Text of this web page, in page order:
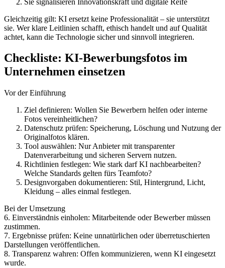
Gleichzeitig gilt: KI ersetzt keine Professionalität – sie unterstützt
sie. Wer klare Leitlinien schafft, ethisch handelt und auf Qualität
achtet, kann die Technologie sicher und sinnvoll integrieren.
Checkliste: KI-Bewerbungsfotos im
Unternehmen einsetzen
Vor der Einführung
Ziel definieren: Wollen Sie Bewerbern helfen oder interne
Fotos vereinheitlichen?
Datenschutz prüfen: Speicherung, Löschung und Nutzung der
Originalfotos klären.
Tool auswählen: Nur Anbieter mit transparenter
Datenverarbeitung und sicheren Servern nutzen.
Richtlinien festlegen: Wie stark darf KI nachbearbeiten?
Welche Standards gelten fürs Teamfoto?
Designvorgaben dokumentieren: Stil, Hintergrund, Licht,
Kleidung – alles einmal festlegen.
Bei der Umsetzung
6. Einverständnis einholen: Mitarbeitende oder Bewerber müssen
zustimmen.
7. Ergebnisse prüfen: Keine unnatürlichen oder überretuschierten
Darstellungen veröffentlichen.
8. Transparenz wahren: Offen kommunizieren, wenn KI eingesetzt
wurde.